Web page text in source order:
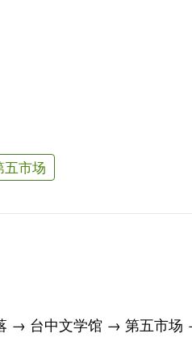
五市场
→ 台中文学馆 → 第五市场